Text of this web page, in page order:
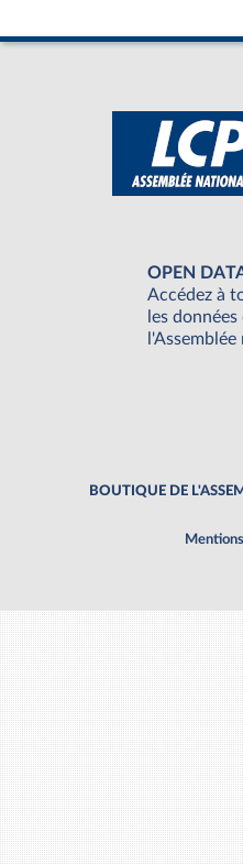
OPEN
Accédez à
les données
BOUTIQUE DE